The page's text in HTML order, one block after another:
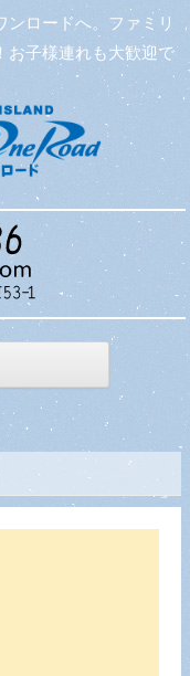
ロードへ。ファミリ
お子様連れも大歓迎で
コンテン